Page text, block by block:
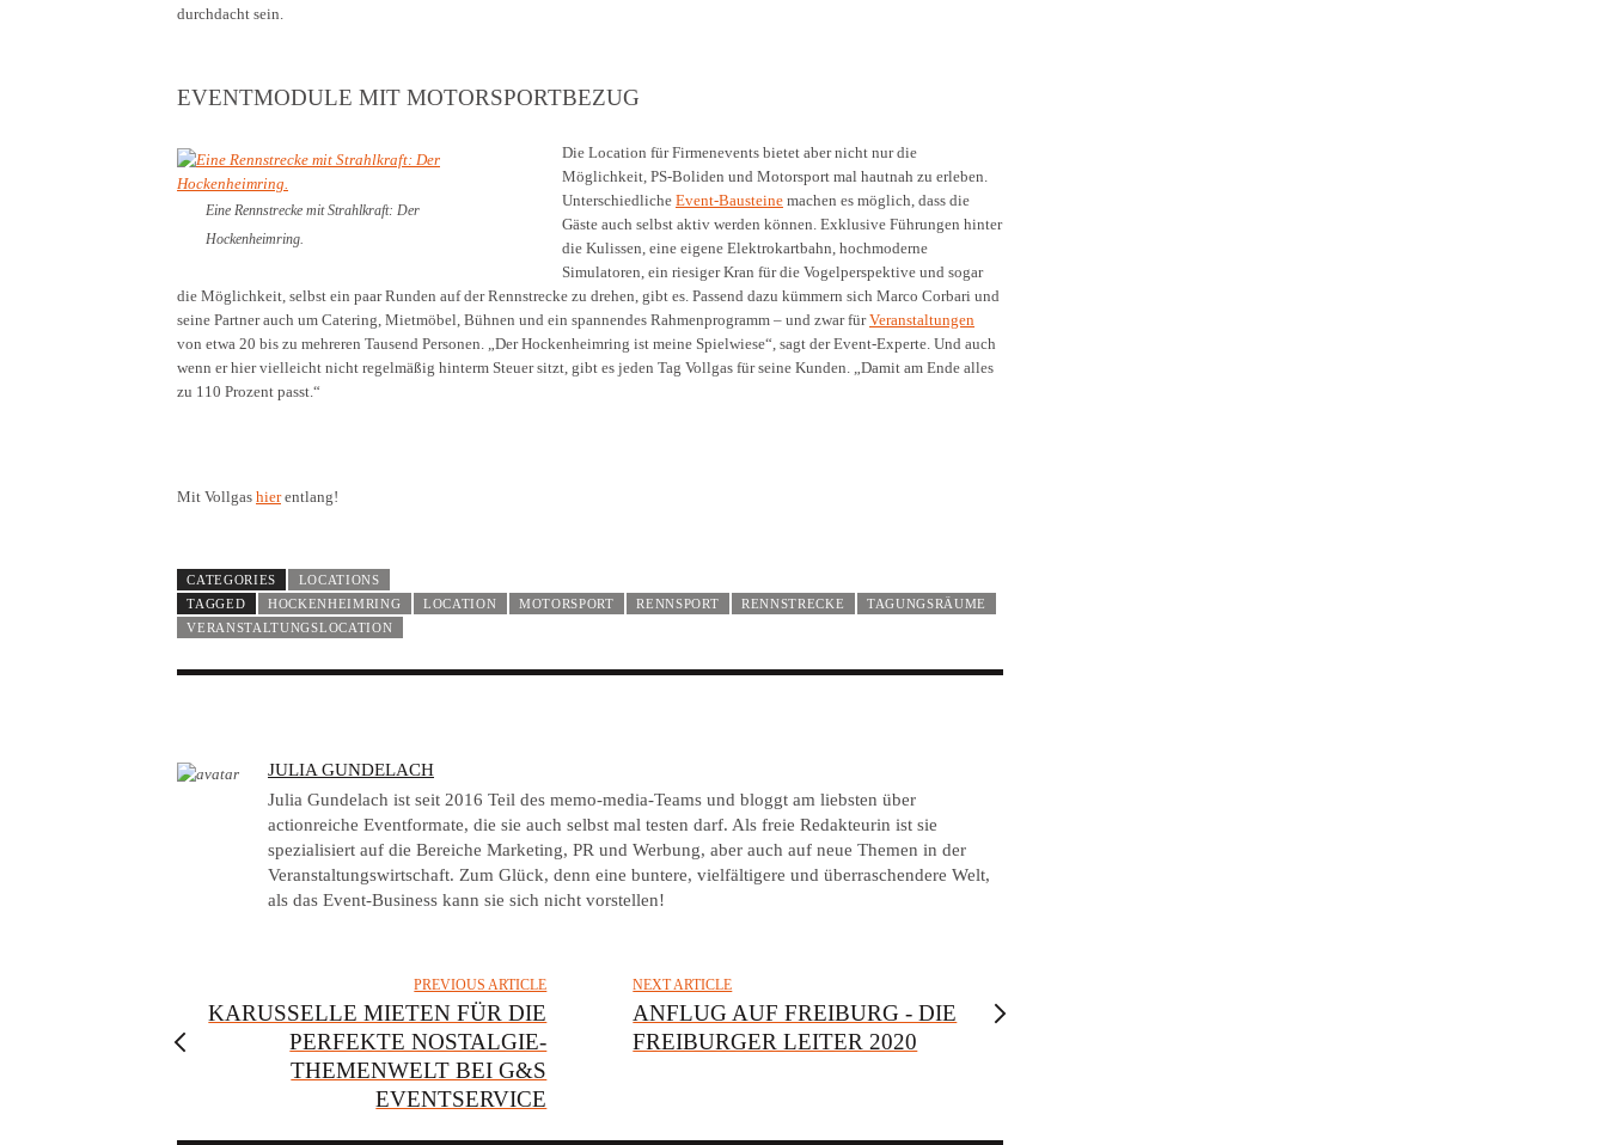
durchdacht sein.
EVENTMODULE MIT MOTORSPORTBEZUG
Eine Rennstrecke mit Strahlkraft: Der
Hockenheimring.
Die Location für Firmenevents bietet aber nicht nur die
Möglichkeit, PS-Boliden und Motorsport mal hautnah zu erleben.
Unterschiedliche Event-Bausteinemachen es möglich, dass die
Gäste auch selbst aktiv werden können. Exklusive Führungen hinter
die Kulissen, eine eigene Elektrokartbahn, hochmoderne
Simulatoren, ein riesiger Kran für die Vogelperspektive und sogar
die Möglichkeit, selbst ein paar Runden auf der Rennstrecke zu drehen, gibt es. Passend dazu kümmern sich Marco Corbari und
seine Partner auch um Catering, Mietmöbel, Bühnen und ein spannendes Rahmenprogramm – und zwar fürVeranstaltungen
von etwa 20 bis zu mehreren Tausend Personen. „Der Hockenheimring ist meine Spielwiese“, sagt der Event-Experte. Und auch
wenn er hier vielleicht nicht regelmäßig hinterm Steuer sitzt, gibt es jeden Tag Vollgas für seine Kunden. „Damit am Ende alles
zu 110 Prozent passt.“
Mit Vollgas hierentlang!
CATEGORIES
LOCATIONS
TAGGED
HOCKENHEIMRING LOCATION MOTORSPORT RENNSPORT RENNSTRECKE
TAGUNGSRÄUME
VERANSTALTUNGSLOCATION
A
U
T
H
O
R
JULIA GUNDELACH
Julia Gundelach ist seit 2016 Teil des memo-media-Teams und bloggt am liebsten über
actionreiche Eventformate, die sie auch selbst mal testen darf. Als freie Redakteurin ist sie
spezialisiert auf die Bereiche Marketing, PR und Werbung, aber auch auf neue Themen in der
Veranstaltungswirtschaft. Zum Glück, denn eine buntere, vielfältigere und überraschendere Welt,
als das Event-Business kann sie sich nicht vorstellen!
PREVIOUS ARTICLE
KARUSSELLE MIETEN FÜR DIE
PERFEKTE NOSTALGIE-
THEMENWELT BEI G&S
EVENTSERVICE
NEXT ARTICLE
ANFLUG AUF FREIBURG - DIE
FREIBURGER LEITER 2020